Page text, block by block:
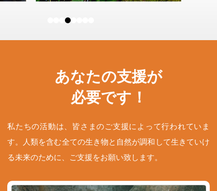
あなたの支援が
必要です！
私たちの活動は、皆さまのご支援によって行われていま
す。人類を含む全ての生き物と自然が調和して生きていけ
る未来のために、ご支援をお願い致します。